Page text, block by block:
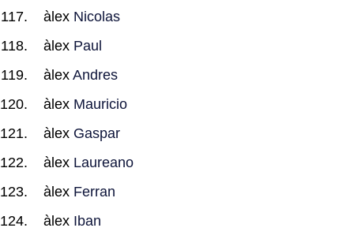
àlex Nicolas
àlex Paul
àlex Andres
àlex Mauricio
àlex Gaspar
àlex Laureano
àlex Ferran
àlex Iban